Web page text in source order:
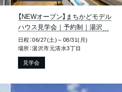
【NEWオープン】まちかどモデル
ハウス見学会｜予約制｜湯沢市
元清水
日程：06/27(土)～08/31(月)
場所：湯沢市元清水3丁目
見学会